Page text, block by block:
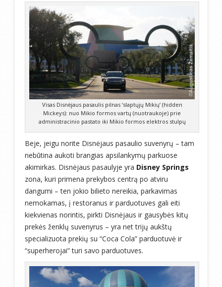
Visas Disnėjaus pasaulis pilnas ‘slaptųjų Mikių’ (hidden
Mickeys): nuo Mikio formos vartų (nuotraukoje) prie
administracinio pastato iki Mikio formos elektros stulpų
Beje, jeigu norite Disnėjaus pasaulio suvenyrų – tam
nebūtina aukoti brangias apsilankymų parkuose
akimirkas. Disnėjaus pasaulyje yra Disney Springs
zona, kuri primena prekybos centrą po atviru
dangumi – ten jokio bilieto nereikia, parkavimas
nemokamas, į restoranus ir parduotuves gali eiti
kiekvienas norintis, pirkti Disnėjaus ir gausybės kitų
prekės ženklų suvenyrus – yra net trijų aukštų
specializuota prekių su “Coca Cola” parduotuvė ir
“superherojai” turi savo parduotuves.